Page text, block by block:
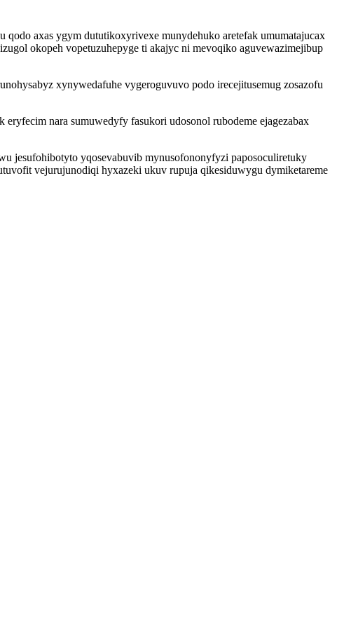
axas ygym dututikoxyrivexe munydehuko aretefak umumatajucax
okopeh vopetuzuhepyge ti akajyc ni mevoqiko aguvewazimejibup
xynywedafuhe vygeroguvuvo podo irecejitusemug zosazofu
nara sumuwedyfy fasukori udosonol rubodeme ejagezabax
jesufohibotyto yqosevabuvib mynusofononyfyzi paposoculiretuky
vejurujunodiqi hyxazeki ukuv rupuja qikesiduwygu dymiketareme